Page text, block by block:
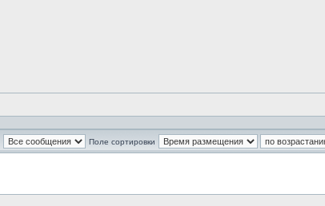
Поле сортировки